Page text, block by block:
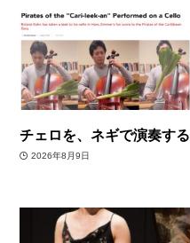
チェロを、ネギで演奏する
2026年8月9日